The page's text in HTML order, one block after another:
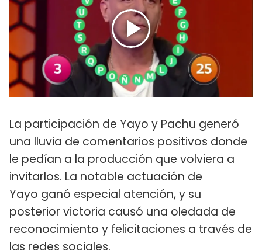
La participación de Yayo y Pachu generó
una lluvia de comentarios positivos donde
le pedían a la producción que volviera a
invitarlos. La notable actuación de
Yayo ganó especial atención, y su
posterior victoria causó una oledada de
reconocimiento y felicitaciones a través de